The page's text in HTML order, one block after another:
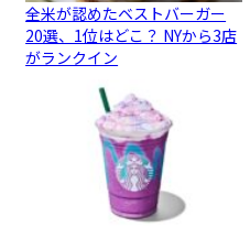
全米が認めたベストバーガー
20選、1位はどこ？ NYから3店
がランクイン